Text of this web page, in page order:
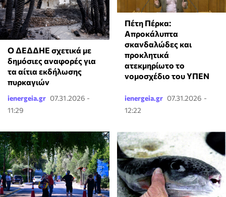
Ο ΔΕΔΔΗΕ σχετικά με
δημόσιες αναφορές για
τα αίτια εκδήλωσης
πυρκαγιών
ienergeia.gr 07.31.2026 -
11:29
Πέτη Πέρκα:
Απροκάλυπτα
σκανδαλώδες και
προκλητικά
ατεκμηρίωτο το
νομοσχέδιο του ΥΠΕΝ
ienergeia.gr 07.31.2026 -
12:22